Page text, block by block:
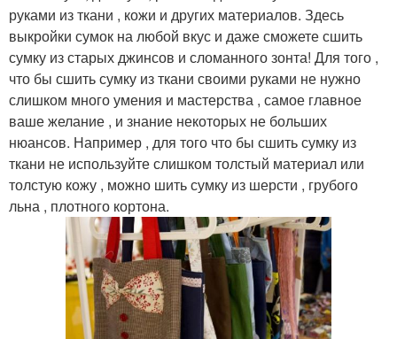
руками из ткани , кожи и других материалов. Здесь
выкройки сумок на любой вкус и даже сможете сшить
сумку из старых джинсов и сломанного зонта! Для того ,
что бы сшить сумку из ткани своими руками не нужно
слишком много умения и мастерства , самое главное
ваше желание , и знание некоторых не больших
нюансов. Например , для того что бы сшить сумку из
ткани не используйте слишком толстый материал или
толстую кожу , можно шить сумку из шерсти , грубого
льна , плотного кортона.